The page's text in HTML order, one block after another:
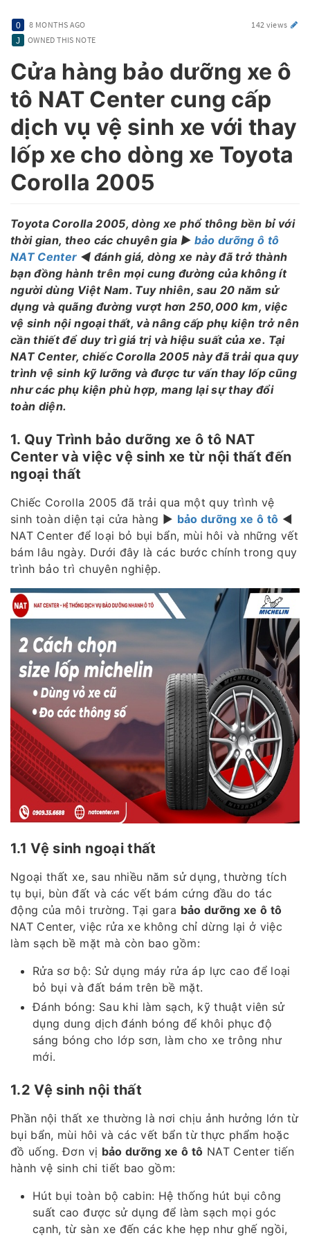
8 MONTHS AGO
142 views
OWNED THIS NOTE
Cửa hàng bảo dưỡng xe ô
tô NAT Center cung cấp
dịch vụ vệ sinh xe với thay
lốp xe cho dòng xe Toyota
Corolla 2005
Toyota Corolla 2005, dòng xe phổ thông bền bỉ với
thời gian, theo các chuyên gia ▶️ bảo dưỡng ô tô
NAT Center ◀️ đánh giá, dòng xe này đã trở thành
bạn đồng hành trên mọi cung đường của không ít
người dùng Việt Nam. Tuy nhiên, sau 20 năm sử
dụng và quãng đường vượt hơn 250,000 km, việc
vệ sinh nội ngoại thất, và nâng cấp phụ kiện trở nên
cần thiết để duy trì giá trị và hiệu suất của xe. Tại
NAT Center, chiếc Corolla 2005 này đã trải qua quy
trình vệ sinh kỹ lưỡng và được tư vấn thay lốp cũng
như các phụ kiện phù hợp, mang lại sự thay đổi
toàn diện.
1. Quy Trình bảo dưỡng xe ô tô NAT
Center và việc vệ sinh xe từ nội thất đến
ngoại thất
Chiếc Corolla 2005 đã trải qua một quy trình vệ
sinh toàn diện tại cửa hàng ▶️ bảo dưỡng xe ô tô ◀️
NAT Center để loại bỏ bụi bẩn, mùi hôi và những vết
bám lâu ngày. Dưới đây là các bước chính trong quy
trình bảo trì chuyên nghiệp.
1.1 Vệ sinh ngoại thất
Ngoại thất xe, sau nhiều năm sử dụng, thường tích
tụ bụi, bùn đất và các vết bám cứng đầu do tác
động của môi trường. Tại gara bảo dưỡng xe ô tô
NAT Center, việc rửa xe không chỉ dừng lại ở việc
làm sạch bề mặt mà còn bao gồm:
Rửa sơ bộ: Sử dụng máy rửa áp lực cao để loại
bỏ bụi và đất bám trên bề mặt.
Đánh bóng: Sau khi làm sạch, kỹ thuật viên sử
dụng dung dịch đánh bóng để khôi phục độ
sáng bóng cho lớp sơn, làm cho xe trông như
mới.
1.2 Vệ sinh nội thất
Phần nội thất xe thường là nơi chịu ảnh hưởng lớn từ
bụi bẩn, mùi hôi và các vết bẩn từ thực phẩm hoặc
đồ uống. Đơn vị bảo dưỡng xe ô tô NAT Center tiến
hành vệ sinh chi tiết bao gồm:
Hút bụi toàn bộ cabin: Hệ thống hút bụi công
suất cao được sử dụng để làm sạch mọi góc
cạnh, từ sàn xe đến các khe hẹp như ghế ngồi,